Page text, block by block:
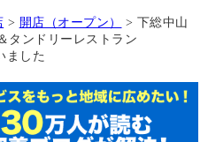
> 開店（オープン） > 下総中山
タンドリーレストラン
ました